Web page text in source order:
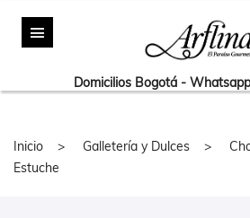
Domicilios Bogotá -
Inicio Galletería y Dulces
Estuche